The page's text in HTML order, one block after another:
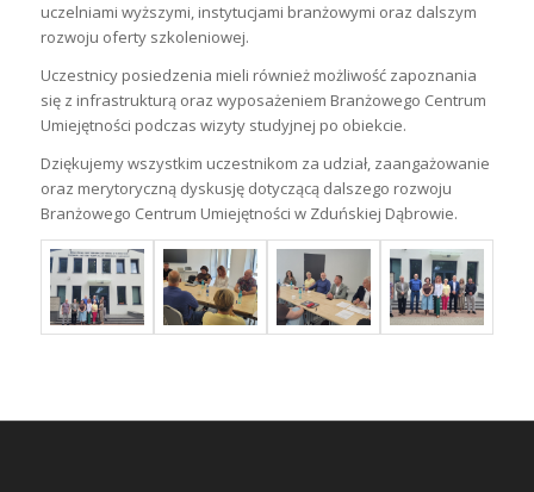
uczelniami wyższymi, instytucjami branżowymi oraz dalszym
rozwoju oferty szkoleniowej.
Uczestnicy posiedzenia mieli również możliwość zapoznania
się z infrastrukturą oraz wyposażeniem Branżowego Centrum
Umiejętności podczas wizyty studyjnej po obiekcie.
Dziękujemy wszystkim uczestnikom za udział, zaangażowanie
oraz merytoryczną dyskusję dotyczącą dalszego rozwoju
Branżowego Centrum Umiejętności w Zduńskiej Dąbrowie.